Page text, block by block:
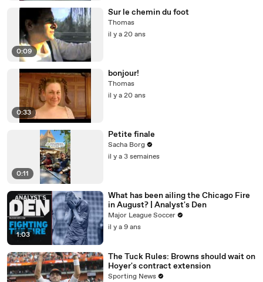
0:09
Sur le chemin du foot
Thomas
il y a 20 ans
0:33
bonjour!
Thomas
il y a 20 ans
0:11
Petite finale
Sacha Borg
il y a 3 semaines
1:03
What has been ailing the Chicago Fire
in August? | Analyst's Den
Major League Soccer
il y a 9 ans
The Tuck Rules: Browns should wait on
Hoyer's contract extension
Sporting News